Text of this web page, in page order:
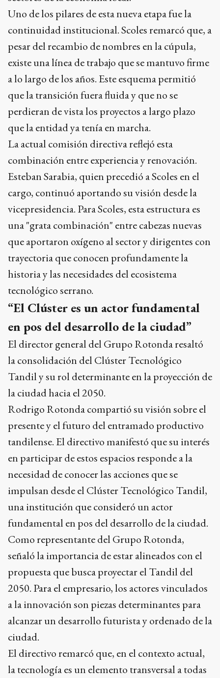
Uno de los pilares de esta nueva etapa fue la
continuidad institucional. Scoles remarcó que, a
pesar del recambio de nombres en la cúpula,
existe una línea de trabajo que se mantuvo firme
a lo largo de los años. Este esquema permitió
que la transición fuera fluida y que no se
perdieran de vista los proyectos a largo plazo
que la entidad ya tenía en marcha.
La actual comisión directiva reflejó esta
combinación entre experiencia y renovación.
Esteban Sarabia, quien precedió a Scoles en el
cargo, continuó aportando su visión desde la
vicepresidencia. Para Scoles, esta estructura es
una "grata combinación" entre cabezas nuevas
que aportaron oxígeno al sector y dirigentes con
trayectoria que conocen profundamente la
historia y las necesidades del ecosistema
tecnológico serrano.
“El Clúster es un actor fundamental
en pos del desarrollo de la ciudad”
El director general del Grupo Rotonda resaltó
la consolidación del Clúster Tecnológico
Tandil y su rol determinante en la proyección de
la ciudad hacia el 2050.
Rodrigo Rotonda compartió su visión sobre el
presente y el futuro del entramado productivo
tandilense. El directivo manifestó que su interés
en participar de estos espacios responde a la
necesidad de conocer las acciones que se
impulsan desde el Clúster Tecnológico Tandil,
una institución que consideró un actor
fundamental en pos del desarrollo de la ciudad.
Como representante del Grupo Rotonda,
señaló la importancia de estar alineados con el
propuesta que busca proyectar el Tandil del
2050. Para el empresario, los actores vinculados
a la innovación son piezas determinantes para
alcanzar un desarrollo futurista y ordenado de la
ciudad.
El directivo remarcó que, en el contexto actual,
la tecnología es un elemento transversal a todas